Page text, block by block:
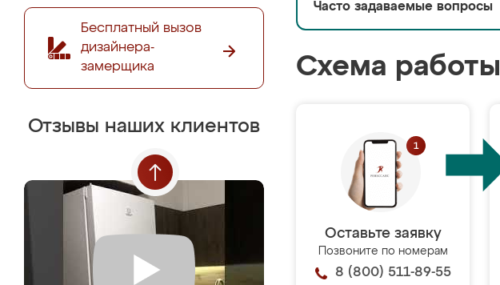
Бесплатный вызов
дизайнера-
замерщика
Отзывы наших клиентов
Часто задаваемые вопросы
Схема работы
Оставьте заявку
Позвоните по номерам
8 (800) 511-89-55